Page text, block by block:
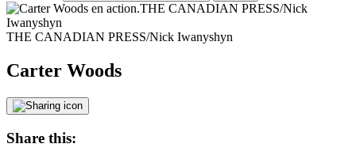
THE CANADIAN PRESS/Nick
Iwanyshyn
THE CANADIAN PRESS/Nick Iwanyshyn
Carter Woods
Share this: